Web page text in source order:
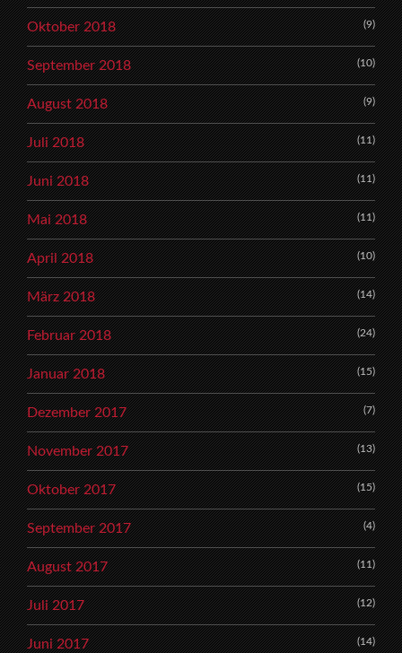
Oktober 2018 (9)
September 2018 (10)
August 2018 (9)
Juli 2018 (11)
Juni 2018 (11)
Mai 2018 (11)
April 2018 (10)
März 2018 (14)
Februar 2018 (24)
Januar 2018 (15)
Dezember 2017 (7)
November 2017 (13)
Oktober 2017 (15)
September 2017 (4)
August 2017 (11)
Juli 2017 (12)
Juni 2017 (14)